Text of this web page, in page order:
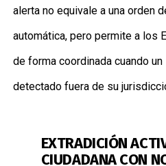
alerta no equivale a una orden
automática, pero permite a los
de forma coordinada cuando
detectado fuera de su
EXTRADICIÓN
CIUDADANA CON